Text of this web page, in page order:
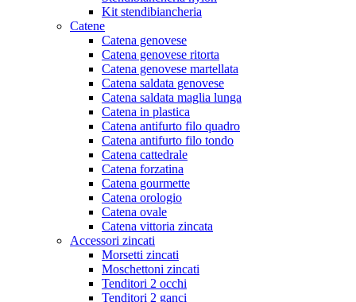
Kit stendibiancheria
Catene
Catena genovese
Catena genovese ritorta
Catena genovese martellata
Catena saldata genovese
Catena saldata maglia lunga
Catena in plastica
Catena antifurto filo quadro
Catena antifurto filo tondo
Catena cattedrale
Catena forzatina
Catena gourmette
Catena orologio
Catena ovale
Catena vittoria zincata
Accessori zincati
Morsetti zincati
Moschettoni zincati
Tenditori 2 occhi
Tenditori 2 ganci